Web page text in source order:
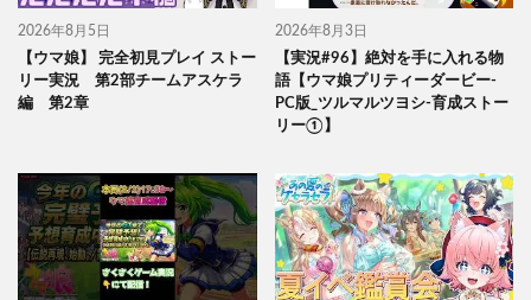
2026年8月5日
【ウマ娘】 完全初見プレイ ストー
リー実況 第2部チームアスケラ
編 第2章
2026年8月3日
【実況#96】絶対を手に入れる物
語【ウマ娘プリティーダービー-
PC版_ツルマルツヨシ-育成ストー
リー①】